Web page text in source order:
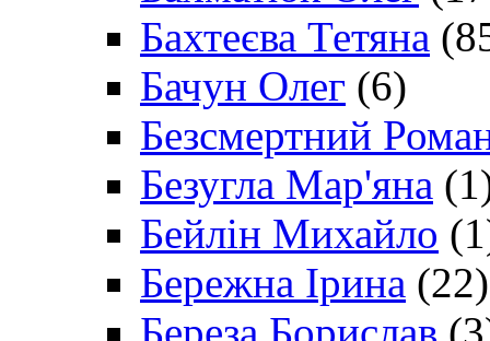
Бахтеєва Тетяна
Бачун Олег (6)
Безсмертний
Безугла Мар'яна
Бейлін Михайло
Бережна Ірина (22)
Береза Борислав